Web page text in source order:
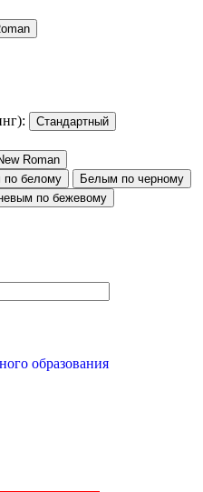
Стандартный
Roman
по белому
Белым по черному
по бежевому
образования